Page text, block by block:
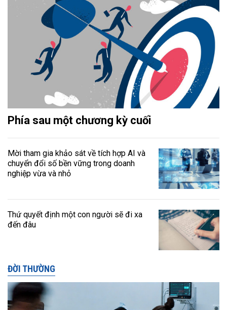
Phía sau một chương kỳ cuối
Mời tham gia khảo sát về tích hợp AI và
chuyển đổi số bền vững trong doanh
nghiệp vừa và nhỏ
Thứ quyết định một con người sẽ đi xa
đến đâu
ĐỜI THƯỜNG